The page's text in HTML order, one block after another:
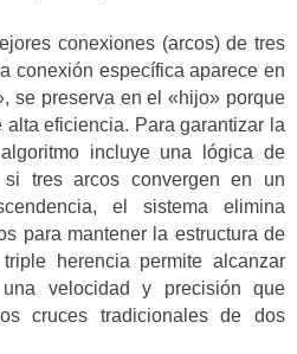
conexiones (arcos) de tres
conexión específica aparece en
se preserva en el «hijo» porque
eficiencia. Para garantizar la
incluye una lógica de
si tres arcos convergen en un
el sistema elimina
para mantener la estructura de
herencia permite alcanzar
velocidad y precisión que
cruces tradicionales de dos